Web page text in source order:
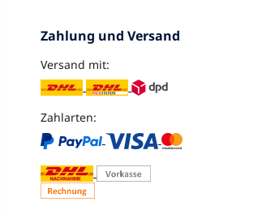
Zahlung und Versand
Versand mit:
Zahlarten: